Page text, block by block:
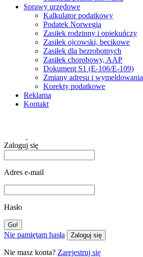
Sprawy urzędowe
Kalkulator podatkowy
Podatek Norwegia
Zasiłek rodzinny i opiekuńczy
Zasiłek ojcowski, becikowe
Zasiłek dla bezrobotnych
Zasiłek chorobowy, AAP
Dokument S1 (E-106/E-109)
Zmiany adresu i wymeldowania
Korekty podatkowe
Reklama
Kontakt
Zaloguj się
Adres e-mail
Hasło
Nie pamiętam hasła Zaloguj się
Nie masz konta? Zarejestruj się